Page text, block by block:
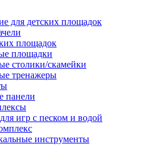
для детских площадок
площадок
площадки
столики/скамейки
тренажеры
панели
игр с песком и водой
инструменты